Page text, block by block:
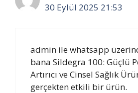
30 Eylül 2025 21:53
admin ile whatsapp
bana Sildegra 100: Güçlü
Artırıcı ve Cinsel Sağlık
gerçekten etkili bir ürün.